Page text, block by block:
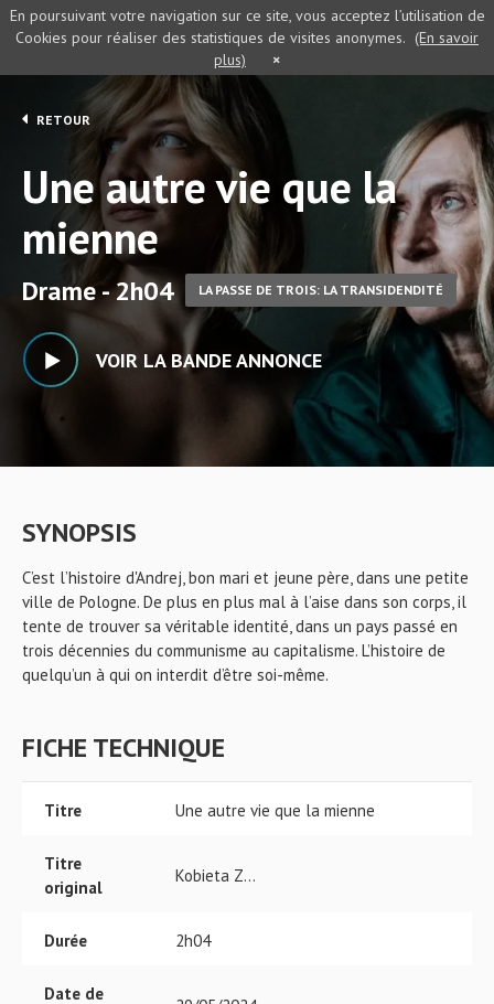
RETOUR
Une autre vie que la
mienne
Drame - 2h04 LA PASSE DE TROIS: LA TRANSIDENDITÉ
VOIR LA BANDE ANNONCE
SYNOPSIS
C’est l’histoire d'Andrej, bon mari et jeune père, dans une petite
ville de Pologne. De plus en plus mal à l’aise dans son corps, il
tente de trouver sa véritable identité, dans un pays passé en
trois décennies du communisme au capitalisme. L’histoire de
quelqu’un à qui on interdit d’être soi-même.
FICHE TECHNIQUE
Titre Une autre vie que la mienne
Titre
original
Kobieta Z...
Durée 2h04
Date de
En poursuivant votre navigation sur ce site, vous acceptez l’utilisation de
Cookies pour réaliser des statistiques de visites anonymes. (En savoir
plus)
×